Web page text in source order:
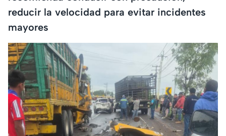
reducir la velocidad para evitar incidentes
mayores